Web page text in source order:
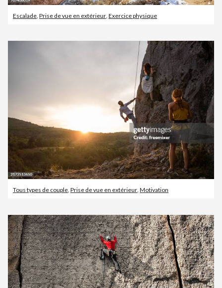
Escalade, Prise de vue en extérieur, Exercice physique
Tous types de couple Prise de vue en extérieur Motivation